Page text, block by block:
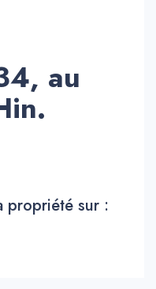
au
propriété sur :